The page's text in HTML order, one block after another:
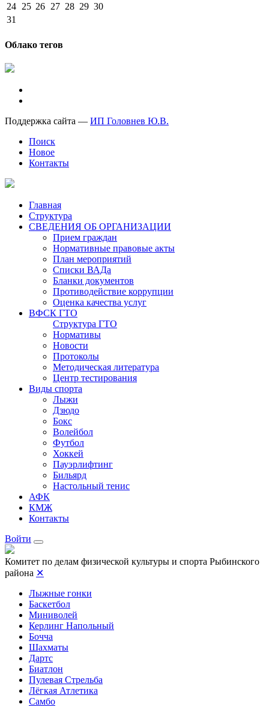
24 25 26 27 28 29 30
31
Облако тегов
Поддержка сайта — ИП Головнев Ю.В.
Поиск
Новое
Контакты
Главная
Структура
СВЕДЕНИЯ ОБ ОРГАНИЗАЦИИ
Прием граждан
Нормативные правовые акты
План мероприятий
Списки ВАДа
Бланки документов
Противодействие коррупции
Оценка качества услуг
ВФСК ГТО
Структура ГТО
Нормативы
Новости
Протоколы
Методическая литература
Центр тестирования
Виды спорта
Лыжи
Дзюдо
Бокс
Волейбол
Футбол
Хоккей
Пауэрлифтинг
Бильярд
Настольный тенис
АФК
КМЖ
Контакты
Войти
Комитет по делам физической культуры и спорта Рыбинского
района ✕
Лыжные гонки
Баскетбол
Миниволей
Керлинг Напольный
Бочча
Шахматы
Дартс
Биатлон
Пулевая Стрельба
Лёгкая Атлетика
Самбо